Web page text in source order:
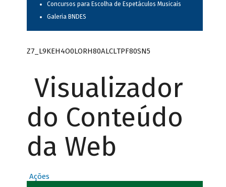
Concursos para Escolha de Espetáculos Musicais
Galeria BNDES
Z7_L9KEH4O0LORH80ALCLTPF80SN5
Visualizador
do Conteúdo
da Web
Ações